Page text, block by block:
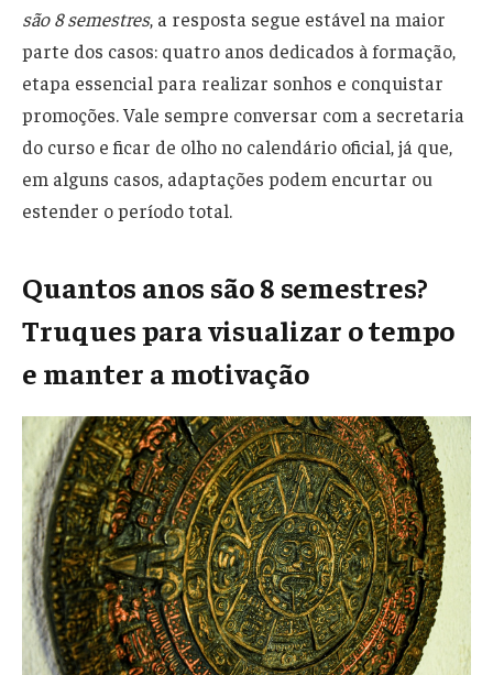
são 8 semestres, a resposta segue estável na maior
parte dos casos: quatro anos dedicados à formação,
etapa essencial para realizar sonhos e conquistar
promoções. Vale sempre conversar com a secretaria
do curso e ficar de olho no calendário oficial, já que,
em alguns casos, adaptações podem encurtar ou
estender o período total.
Quantos anos são 8 semestres?
Truques para visualizar o tempo
e manter a motivação